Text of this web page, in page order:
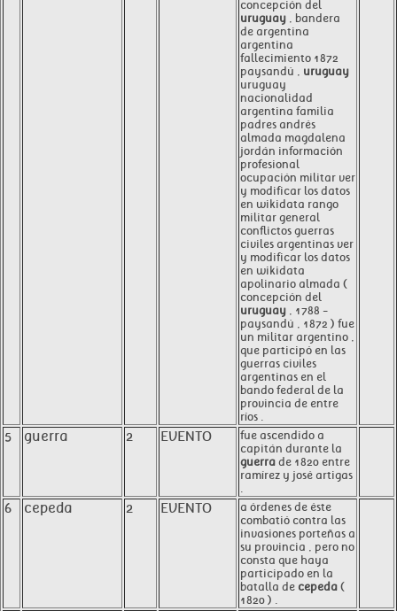
concepción del
uruguay , bandera
de argentina
argentina
fallecimiento 1872
paysandú , uruguay
uruguay
nacionalidad
argentina familia
padres andrés
almada magdalena
jordán información
profesional
ocupación militar ver
y modificar los datos
en wikidata rango
militar general
conflictos guerras
civiles argentinas ver
y modificar los datos
en wikidata
apolinario almada (
concepción del
uruguay , 1788 -
paysandú , 1872 ) fue
un militar argentino ,
que participó en las
guerras civiles
argentinas en el
bando federal de la
provincia de entre
ríos .
5 guerra 2 EVENTO
fue ascendido a
capitán durante la
guerra de 1820 entre
ramírez y josé artigas
.
6 cepeda 2 EVENTO
a órdenes de éste
combatió contra las
invasiones porteñas a
su provincia , pero no
consta que haya
participado en la
batalla de cepeda (
1820 ) .